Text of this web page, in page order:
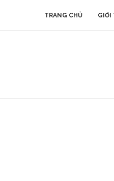
TRANG CHỦ GIỚI